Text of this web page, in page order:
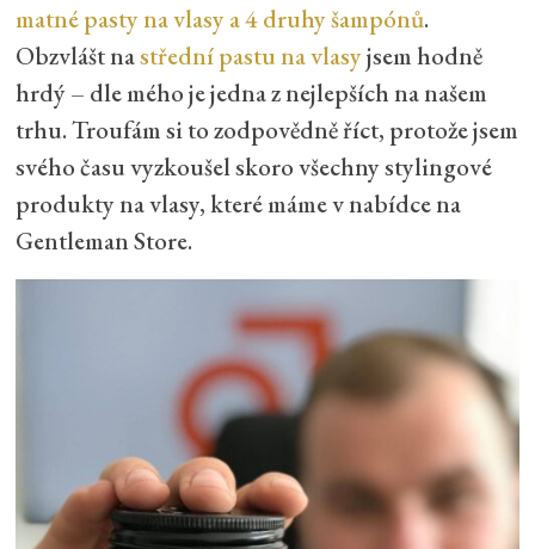
matné pasty na vlasy a 4 druhy šampónů.
Obzvlášt nastřední pastu na vlasyjsem hodně
hrdý – dle mého je jedna z nejlepších na našem
trhu. Troufám si to zodpovědně říct, protože jsem
svého času vyzkoušel skoro všechny stylingové
produkty na vlasy, které máme v nabídce na
Gentleman Store.